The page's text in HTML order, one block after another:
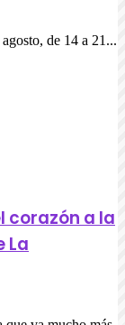
de 14 a 21...
corazón a la
La